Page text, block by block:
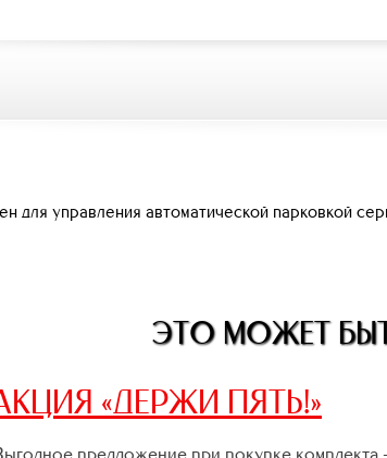
для управления автоматической парковкой
ЭТО МОЖЕТ
«ДЕРЖИ ПЯТЬ!»
предложение при покупке комплекта